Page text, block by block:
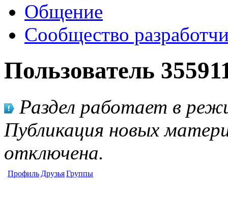
Общение
Сообщество
Пользователь
Раздел работает в
Публикация новых
отключена.
Профиль ДрузьяГруппы